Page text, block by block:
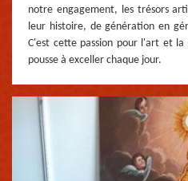
notre engagement, les trésors
leur histoire, de génération en
C'est cette passion pour l'art et
pousse à exceller chaque jour.